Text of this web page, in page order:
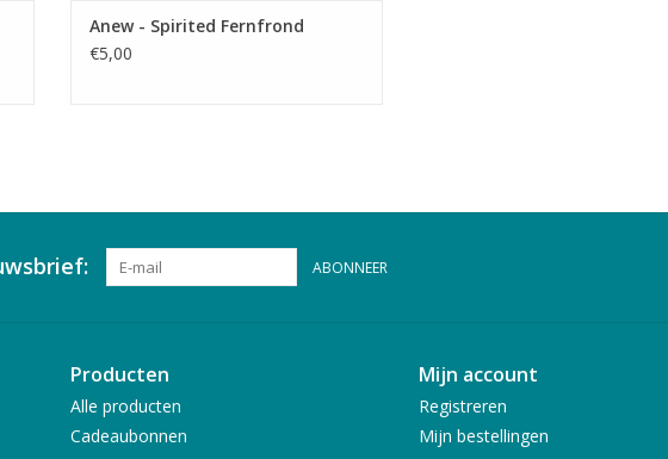
Anew - Spirited Fernfrond
€5,00
ABONNEER
Producten
Alle producten
Cadeaubonnen
Mijn account
Registreren
Mijn bestellingen